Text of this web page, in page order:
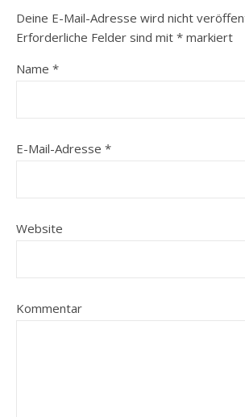
Deine E-Mail-Adresse wird nicht
Erforderliche Felder sind mit * markiert
Name *
E-Mail-Adresse *
Website
Kommentar